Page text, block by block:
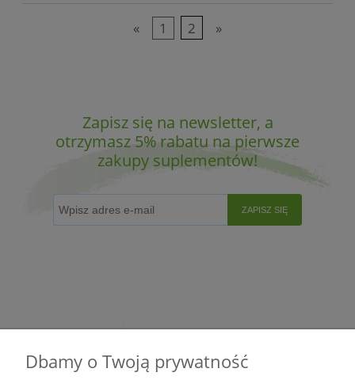
« 1 2 »
Zapisz się na newsletter, a
otrzymasz 5% rabatu na pierwsze
zakupy suplementów!
ZAPISZ SIĘ
Dbamy o Twoją prywatność